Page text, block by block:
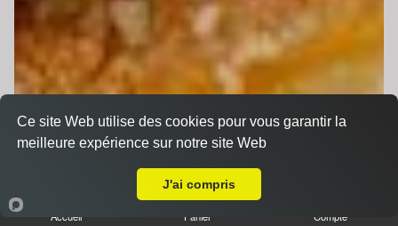
Accueil Panier Compte
Ce site Web utilise des cookies pour vous garantir la
meilleure expérience sur notre site Web
J'ai compris